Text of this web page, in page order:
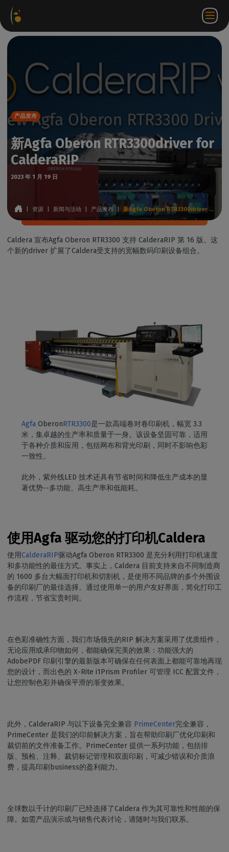
ZH
产品发布
新Agfa Oberon RTR3300driver for
CalderaRIP
2023 年 1 月 19 日
资源 新闻与活动 产品发布 新Agfa Oberon RTR3300driver for CalderaRIP
Caldera 宣布Agfa Oberon RTR3300 支持 CalderaRIP 第 16 版。这
个新的driver 扩展了Caldera受支持的宽幅数码印刷设备组合。
Agfa OberonRTR3300是一款高端卷对卷印刷机，幅宽 3.3
米，集卓越的生产率和质量于一身。该设备坚固可靠，适用
于各种介质和应用，包括网布和背光印刷，同时不影响色彩
一致性。
此外，紫外线LED 技术还具有节省时间和降低生产成本的显
著优势--多功能、高生产率和低能耗。
使用Agfa 驱动您的打印机Caldera
使用CalderaRIP驱动Agfa Oberon RTR3300 是充分利用打印机速度
和多功能性的最佳方式。事实上，Caldera 目前支持来自不同制造商
的 1600 多台大幅面打印机和切割机，是使用不同品牌的多个外围设
备的印刷厂的最佳选择。通过使用单一的用户友好界面，简化打印工
作流程，节省宝贵时间。
在色彩准确性方面，我们市场领先的RIP 解决方案采用了优质组件，
无论应用或承印物如何，都能确保完美的效果：功能强大的
AdobePDF 印刷引擎的最新版本可确保在任何表面上都能可靠地再现
您的设计，而出色的 X-Rite i1Prism Profiler 可管理 ICC 配置文件，
让您控制色彩并确保平滑的渐变效果。
此外，CalderaRIP 与以下设备完全兼容 PrimeCenter完全兼容，
PrimeCenter 是我们的印前解决方案，旨在帮助印刷厂优化印刷和
裁切前的文件准备工作。PrimeCenter 提供一系列功能，包括排
版、预检、注释、裁切标记管理和双面印刷，可减少错误和介质浪
费，提高印刷business的盈利能力。
全球数以千计的印刷厂已经选择了Caldera 作为其可靠性和性能的保
障。如需产品演示或与销售代表讨论，请随时与我们联系。